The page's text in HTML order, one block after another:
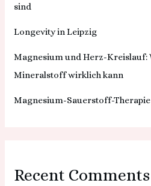
sind
Longevity in Leipzig
Magnesium und Herz-Kreislauf:
Mineralstoff wirklich kann
Magnesium-Sauerstoff-
Recent Comments